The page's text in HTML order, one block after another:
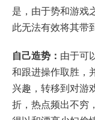
是，由于势和游戏
此无法有效将其带
自己造势： 由于可
和跟进操作取胜，
兴趣，转移到对游
折，热点频出不穷